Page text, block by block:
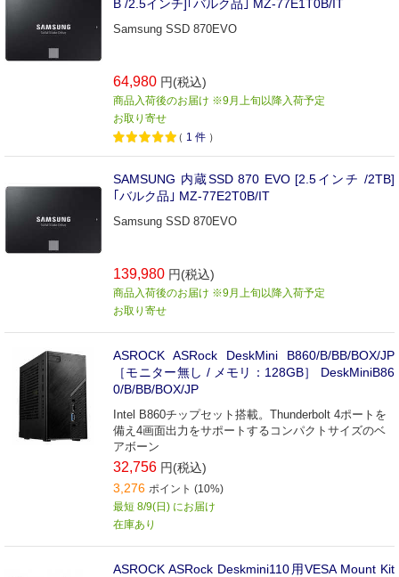
B /2.5インチ]｢バルク品｣ MZ-77E1T0B/IT
Samsung SSD 870EVO
64,980 円(税込)
商品入荷後のお届け ※9月上旬以降入荷予定
お取り寄せ
（ 1 件 ）
SAMSUNG 内蔵SSD 870 EVO [2.5インチ /2TB]
｢バルク品｣ MZ-77E2T0B/IT
Samsung SSD 870EVO
139,980 円(税込)
商品入荷後のお届け ※9月上旬以降入荷予定
お取り寄せ
ASROCK ASRock DeskMini B860/B/BB/BOX/JP
［モニター無し / メモリ：128GB］ DeskMiniB86
0/B/BB/BOX/JP
Intel B860チップセット搭載。Thunderbolt 4ポートを
備え4画面出力をサポートするコンパクトサイズのベ
アボーン
32,756 円(税込)
3,276 ポイント (10%)
最短 8/9(日) にお届け
在庫あり
ASROCK ASRock Deskmini110用VESA Mount Kit